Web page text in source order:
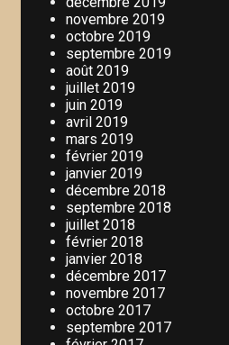
novembre 2019
octobre 2019
septembre 2019
août 2019
juillet 2019
juin 2019
avril 2019
mars 2019
février 2019
janvier 2019
décembre 2018
septembre 2018
juillet 2018
février 2018
janvier 2018
décembre 2017
novembre 2017
octobre 2017
septembre 2017